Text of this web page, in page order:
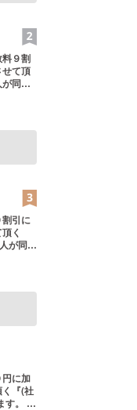
９割
て頂
同じ
イ
万円
けら
る現
など
引に
く
が同じ
許証
広告
ほど
、直
よっ
に加
『(社
す。 例